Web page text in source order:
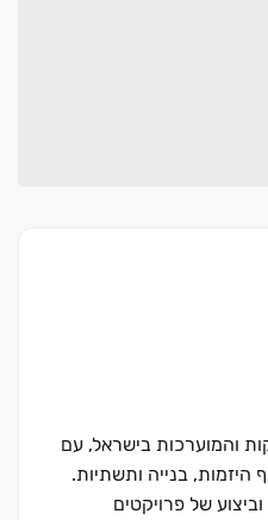
והמוערכות בישראל, עם
של פרויקטים